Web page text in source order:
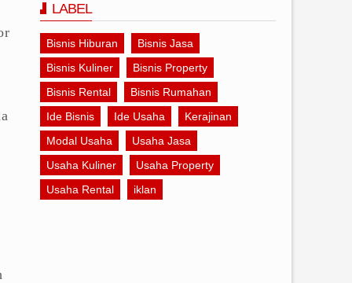
LABEL
Bisnis Hiburan
Bisnis Jasa
Bisnis Kuliner
Bisnis Property
Bisnis Rental
Bisnis Rumahan
Ide Bisnis
Ide Usaha
Kerajinan
Modal Usaha
Usaha Jasa
Usaha Kuliner
Usaha Property
Usaha Rental
iklan